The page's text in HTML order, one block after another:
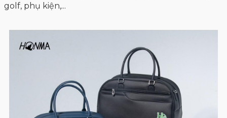
golf, phụ kiện,...